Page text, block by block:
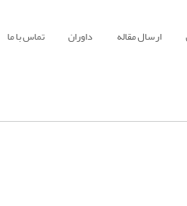
ارسال مقاله داوران تماس با ما